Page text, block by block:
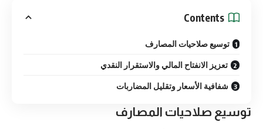
Contents
توسيع صلاحيات المصارف
تعزيز الانفتاح المالي والاستقرار النقدي
شفافية الأسعار وتقليل المضاربات
توسيع صلاحيات المصارف